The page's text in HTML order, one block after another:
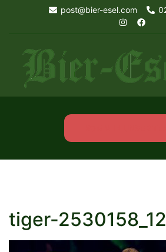
content
post@bier-esel.com
tiger-